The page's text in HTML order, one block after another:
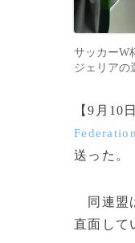
サッカーW
ジェリアの
【9月10
Federation
送った。
同連盟
直面して